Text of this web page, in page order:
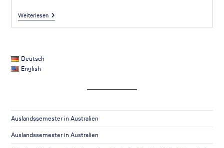
Weiterlesen
Deutsch
English
Auslandssemester in Australien
Auslandssemester in Australien